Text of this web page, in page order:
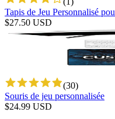
Tapis de Jeu Personnalisé
$27.50 USD
(30)
Souris de jeu personnalisée
$24.99 USD